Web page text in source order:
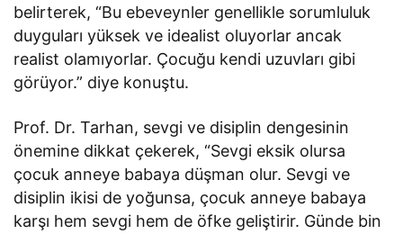
belirterek, “Bu ebeveynler genellikle sorumluluk
duyguları yüksek ve idealist oluyorlar ancak
realist olamıyorlar. Çocuğu kendi uzuvları gibi
görüyor.” diye konuştu.
Prof. Dr. Tarhan, sevgi ve disiplin dengesinin
önemine dikkat çekerek, “Sevgi eksik olursa
çocuk anneye babaya düşman olur. Sevgi ve
disiplin ikisi de yoğunsa, çocuk anneye babaya
karşı hem sevgi hem de öfke geliştirir. Günde bin